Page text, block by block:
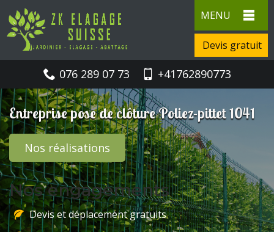
MENU
Devis gratuit
076 289 07 73 +41762890773
Entreprise pose de clôture Poliez-pittet 1041
Nos réalisations
Nos engagements
Devis et déplacement gratuits